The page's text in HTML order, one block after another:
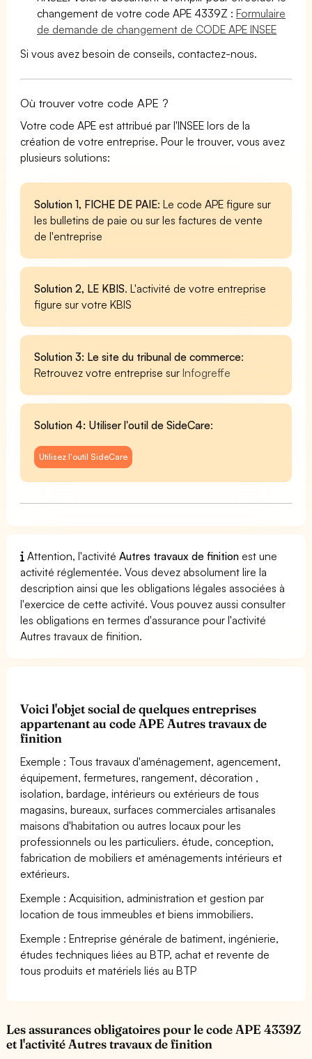
changement de votre code APE 4339Z :Formulaire
de demande de changement de CODE APE INSEE
Si vous avez besoin de conseils, contactez-nous.
Où trouver votre code APE ?
Votre code APE est attribué par l'INSEE lors de la
création de votre entreprise. Pour le trouver, vous avez
plusieurs solutions:
Solution 1, FICHE DE PAIE: Le code APE figure sur
les bulletins de paie ou sur les factures de vente
de l'entreprise
Solution 2, LE KBIS. L'activité de votre entreprise
figure sur votre KBIS
Solution 3: Le site du tribunal de commerce:
Retrouvez votre entreprise surInfogreffe
Solution 4: Utiliser l'outil de SideCare:
Utilisez l'outil SideCare
Attention, l'activitéAutres travaux de finition est une
activité réglementée. Vous devez absolument lire la
description ainsi que les obligations légales associées à
l'exercice de cette activité. Vous pouvez aussi consulter
les obligations en termes d'assurance pour l'activité
Autres travaux de finition.
Voici l'objet social de quelques entreprises
appartenant au code APE Autres travaux de
finition
Exemple : Tous travaux d'aménagement, agencement,
équipement, fermetures, rangement, décoration ,
isolation, bardage, intérieurs ou extérieurs de tous
magasins, bureaux, surfaces commerciales artisanales
maisons d'habitation ou autres locaux pour les
professionnels ou les particuliers. étude, conception,
fabrication de mobiliers et aménagements intérieurs et
extérieurs.
Exemple : Acquisition, administration et gestion par
location de tous immeubles et biens immobiliers.
Exemple : Entreprise générale de batiment, ingénierie,
études techniques liées au BTP, achat et revente de
tous produits et matériels liés au BTP
Les assurances obligatoires pour le code APE 4339Z
et l'activité Autres travaux de finition